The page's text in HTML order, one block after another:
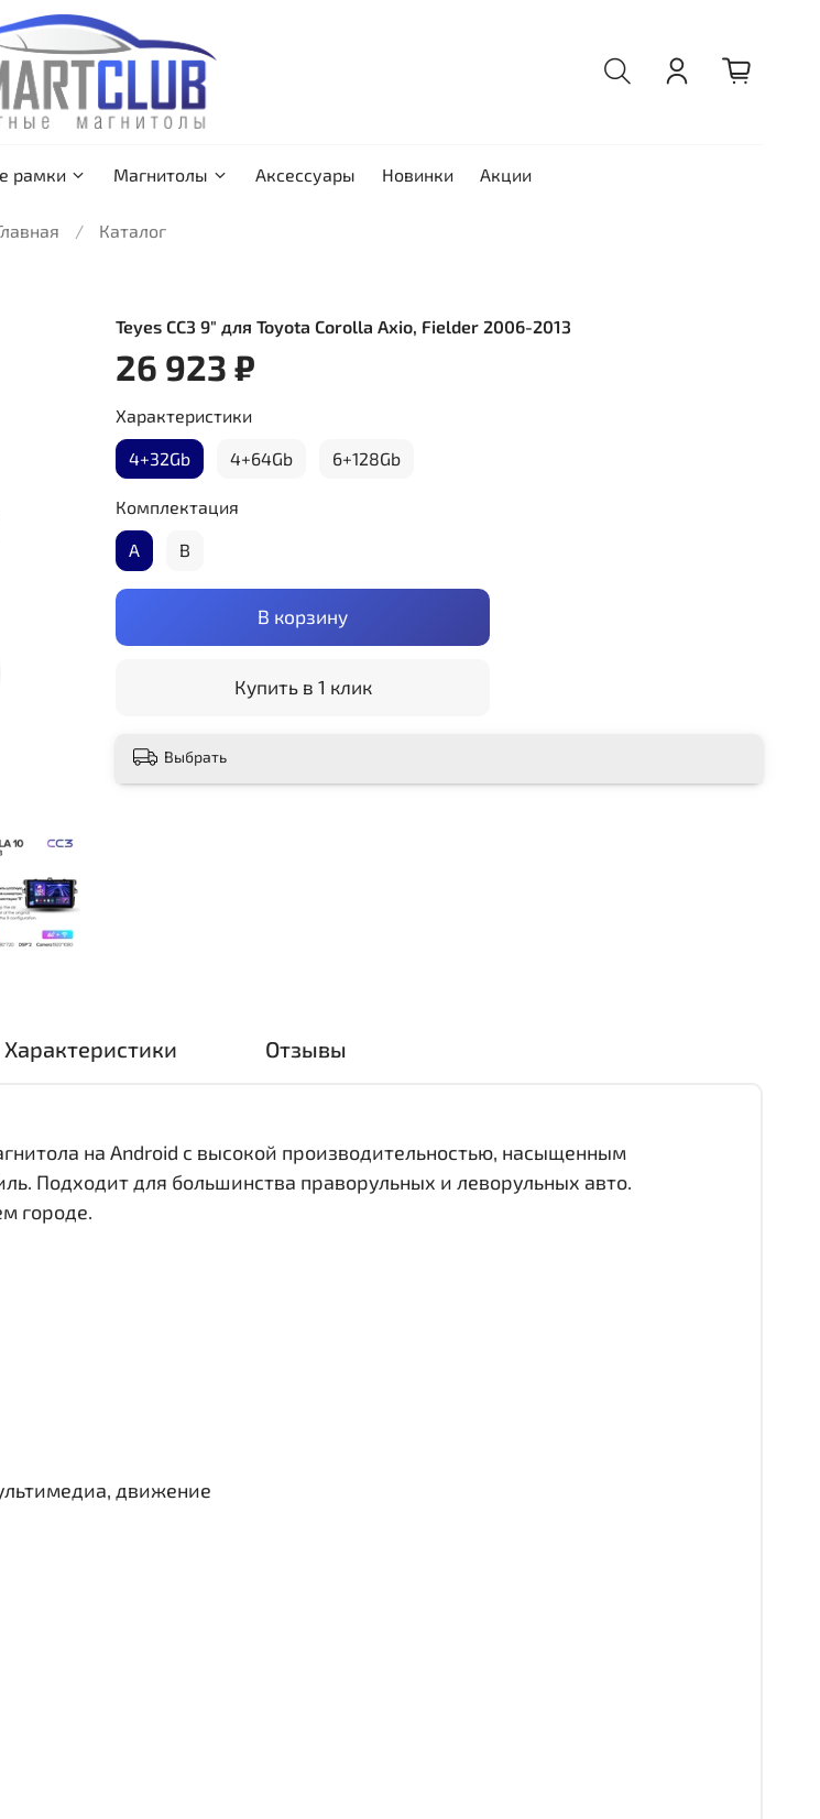
рамки Магнитолы Аксессуары Новинки Акции
Каталог
Teyes CC3 9" для Toyota Corolla Axio, Fielder 2006-2013
26 923 ₽
В корзину
Купить в 1 клик
Характеристики
4+32Gb 4+64Gb 6+128Gb
Комплектация
А B
Выбрать
Характеристики Отзывы
на Android с высокой производительностью, насыщенным
Подходит для большинства праворульных и леворульных авто.
городе.
движение